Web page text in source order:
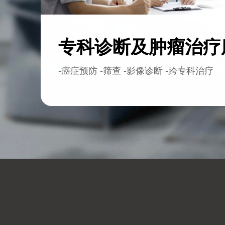
专科诊断及肿瘤治
-癌症预防 -筛查 -影像诊断 -跨专科治疗